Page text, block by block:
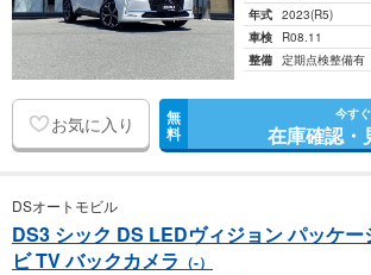
年式 2023(R5)
車検
R08.11
整備 定期点検整備有
お気に入り 無
料
今すぐ
在庫確認・
DSオートモビル
DS3 シック DS LEDヴィジョン パッケ
ビ TV バックカメラ （-）